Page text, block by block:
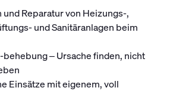
Reparatur von Heizungs-,
und Sanitäranlagen beim
– Ursache finden, nicht
Einsätze mit eigenem, voll